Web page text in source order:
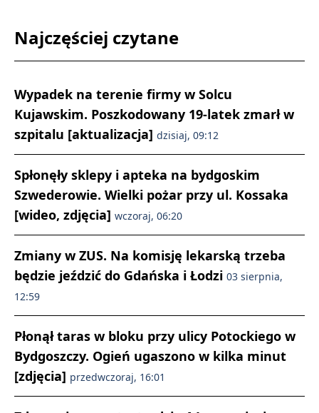
Najczęściej czytane
Wypadek na terenie firmy w Solcu
Kujawskim. Poszkodowany 19-latek zmarł w
szpitalu [aktualizacja] dzisiaj, 09:12
Spłonęły sklepy i apteka na bydgoskim
Szwederowie. Wielki pożar przy ul. Kossaka
[wideo, zdjęcia] wczoraj, 06:20
Zmiany w ZUS. Na komisję lekarską trzeba
będzie jeździć do Gdańska i Łodzi 03 sierpnia,
12:59
Płonął taras w bloku przy ulicy Potockiego w
Bydgoszczy. Ogień ugaszono w kilka minut
[zdjęcia] przedwczoraj, 16:01